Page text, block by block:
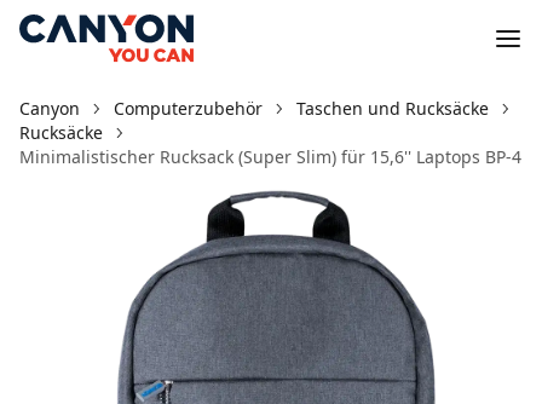
Canyon Computerzubehör
Taschen und Rucksäcke
Rucksäcke
Minimalistischer Rucksack (Super Slim) für 15,6'' Laptops BP-4